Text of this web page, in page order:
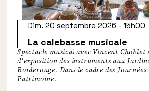
La calebasse musicale
Dim. 20 septembre 2026 - 15h00
Spectacle musical avec Vincent Choblet
d'exposition des instruments aux
Borderouge. Dans le cadre des Journées
Patrimoine.